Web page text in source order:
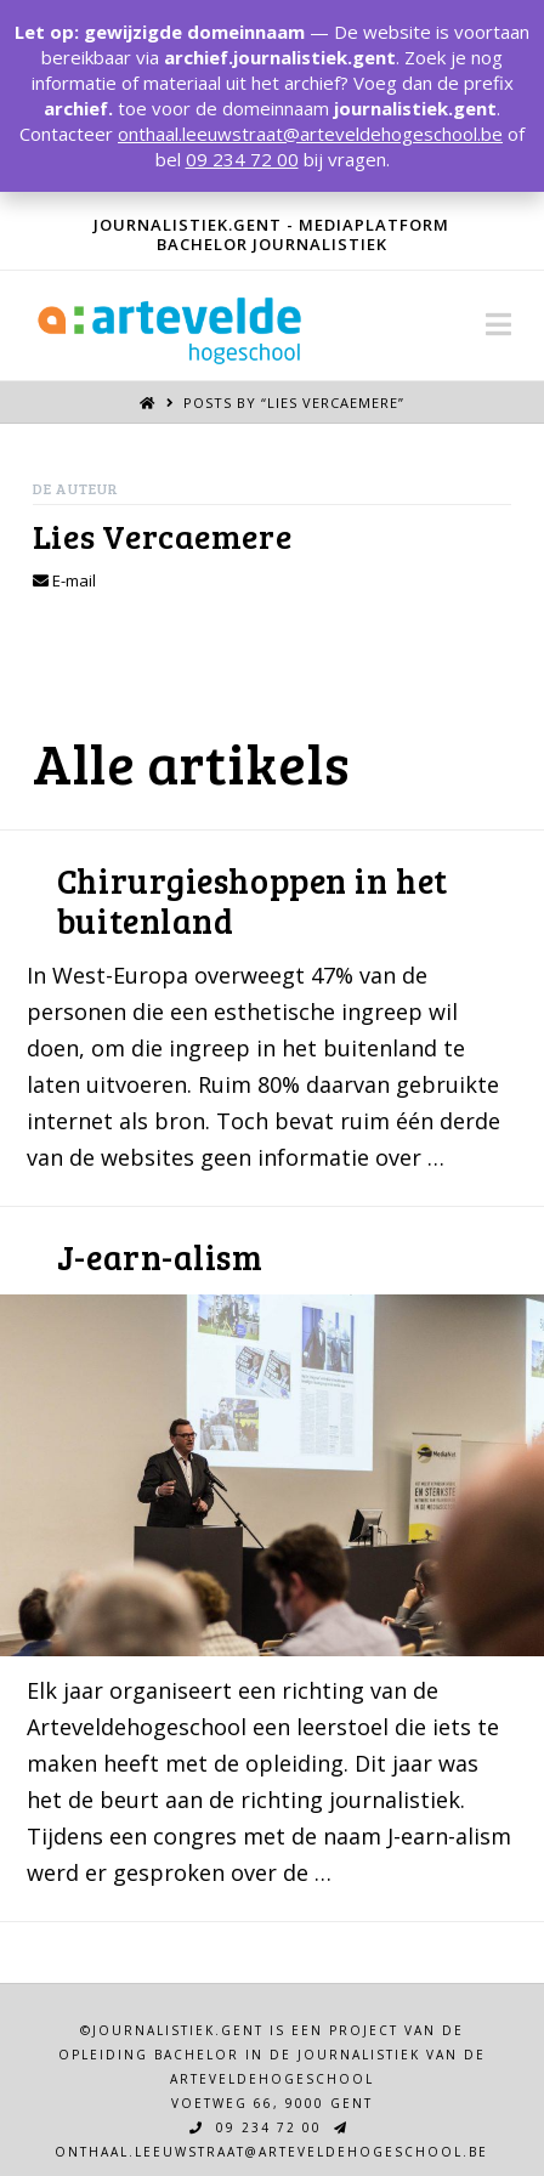
JOURNALISTIEK.GENT - MEDIAPLATFORM
BACHELOR JOURNALISTIEK
POSTS BY “LIES VERCAEMERE”
DE AUTEUR
Lies Vercaemere
E-mail
Alle artikels
Chirurgieshoppen in het
buitenland
In West-Europa overweegt 47% van de
personen die een esthetische ingreep wil
doen, om die ingreep in het buitenland te
laten uitvoeren. Ruim 80% daarvan gebruikte
internet als bron. Toch bevat ruim één derde
van de websites geen informatie over …
J-earn-alism
Elk jaar organiseert een richting van de
Arteveldehogeschool een leerstoel die iets te
maken heeft met de opleiding. Dit jaar was
het de beurt aan de richting journalistiek.
Tijdens een congres met de naam J-earn-alism
werd er gesproken over de …
©JOURNALISTIEK.GENT IS EEN PROJECT VAN DE
OPLEIDING BACHELOR IN DE JOURNALISTIEK VAN DE
ARTEVELDEHOGESCHOOL
VOETWEG 66, 9000 GENT
09 234 72 00
ONTHAAL.LEEUWSTRAAT@ARTEVELDEHOGESCHOOL.BE
Let op: gewijzigde domeinnaam — De website is voortaan
bereikbaar via archief.journalistiek.gent. Zoek je nog
informatie of materiaal uit het archief? Voeg dan de prefix
archief. toe voor de domeinnaam journalistiek.gent.
Contacteer onthaal.leeuwstraat@arteveldehogeschool.be of
bel 09 234 72 00 bij vragen.